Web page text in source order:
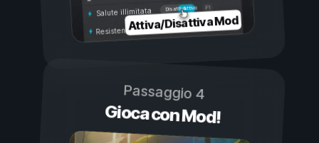
Attivo
Disattivo
Salute illimitata
Resistenza illimitata
Attiva/Disattiva Mod
Passaggio 4
Gioca con Mod!